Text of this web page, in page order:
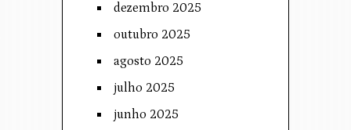
dezembro 2025
outubro 2025
agosto 2025
julho 2025
junho 2025